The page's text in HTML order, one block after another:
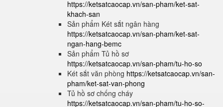
https://ketsatcaocap.vn/san-pham/ket-sat-
khach-san
Sản phẩm Két sắt ngân hàng
https://ketsatcaocap.vn/san-pham/ket-sat-
ngan-hang-bemc
Sản phẩm Tủ hồ sơ
https://ketsatcaocap.vn/san-pham/tu-ho-so
Két sắt văn phòng https://ketsatcaocap.vn/san-
pham/ket-sat-van-phong
Tủ hồ sơ chống cháy
https://ketsatcaocap.vn/san-pham/tu-ho-so-